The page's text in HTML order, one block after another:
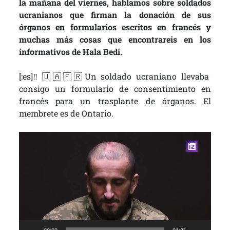
la mañana del viernes, hablamos sobre soldados
ucranianos que firman la donación de sus
órganos en formularios escritos en francés y
muchas más cosas que encontrareis en los
informativos de Hala Bedi.
[:es]‼️🇺🇦🇫🇷Un soldado ucraniano llevaba
consigo un formulario de consentimiento en
francés para un trasplante de órganos. El
membrete es de Ontario.